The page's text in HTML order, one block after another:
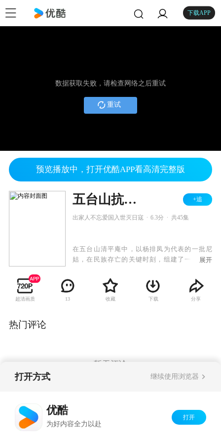
下载APP
数据获取失败，请检查网络之后重试
重试
预览播放中，打开优酷APP看高清完整版
五台山抗日传奇女兵排 +追
出家人不忘爱国入世灭日寇 6.3分 共45集
在五台山清平庵中，以杨排凤为代表的一批尼
姑，在民族存亡的关键时刻，组建了一支女兵
灭日寇，惩恶即扬善”的正义抉择。而由张卫健扮
演的女兵排指导员张鸿烈身负护宝职责，在清平
庵屡受日寇残忍对待之时率领众女尼们入世灭
展开
超清画质 13 收藏 下载 分享
热门评论
暂无评论
打开方式 继续使用浏览器
优酷
为好内容全力以赴
打开